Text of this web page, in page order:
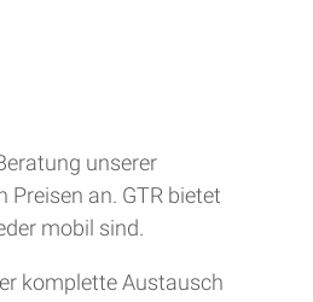
unserer
Preisen an. GTR bietet
mobil sind.
komplette Austausch